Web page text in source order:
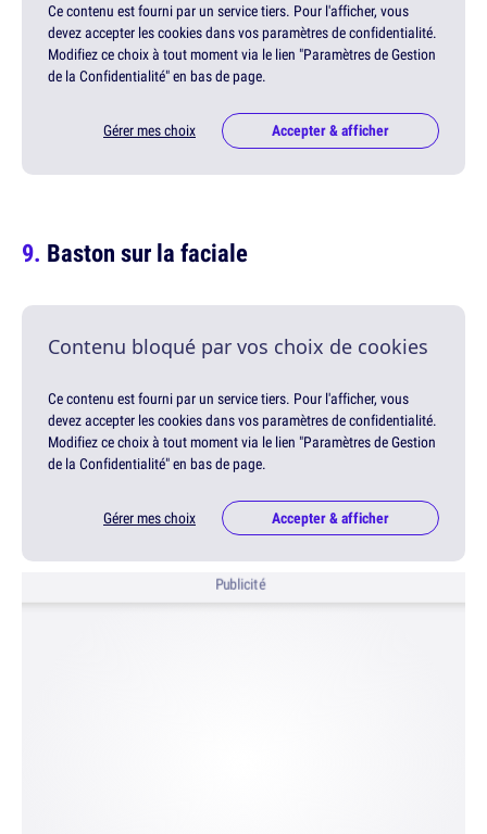
Ce contenu est fourni par un service tiers. Pour l'afficher, vous
devez accepter les cookies dans vos paramètres de confidentialité.
Modifiez ce choix à tout moment via le lien "Paramètres de Gestion
de la Confidentialité" en bas de page.
Gérer mes choix Accepter & afficher
Baston sur la faciale
Contenu bloqué par vos choix de cookies
Ce contenu est fourni par un service tiers. Pour l'afficher, vous
devez accepter les cookies dans vos paramètres de confidentialité.
Modifiez ce choix à tout moment via le lien "Paramètres de Gestion
de la Confidentialité" en bas de page.
Gérer mes choix Accepter & afficher
Publicité